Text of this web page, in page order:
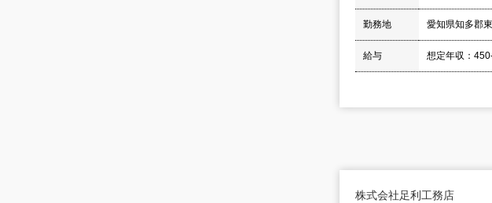
勤務地 愛知県知多郡
給与 想定年収：
株式会社足利工務店